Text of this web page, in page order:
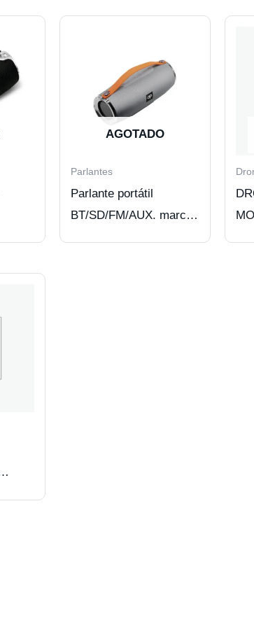
AGOTADO
Parlantes
Parlante portátil
BT/SD/FM/AUX. marca